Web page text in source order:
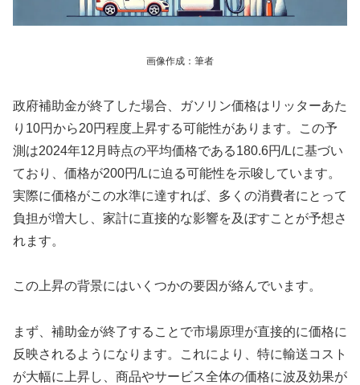
画像作成：筆者
政府補助金が終了した場合、ガソリン価格はリッターあた
り10円から20円程度上昇する可能性があります。この予
測は2024年12月時点の平均価格である180.6円/Lに基づい
ており、価格が200円/Lに迫る可能性を示唆しています。
実際に価格がこの水準に達すれば、多くの消費者にとって
負担が増大し、家計に直接的な影響を及ぼすことが予想さ
れます。
この上昇の背景にはいくつかの要因が絡んでいます。
まず、補助金が終了することで市場原理が直接的に価格に
反映されるようになります。これにより、特に輸送コスト
が大幅に上昇し、商品やサービス全体の価格に波及効果が